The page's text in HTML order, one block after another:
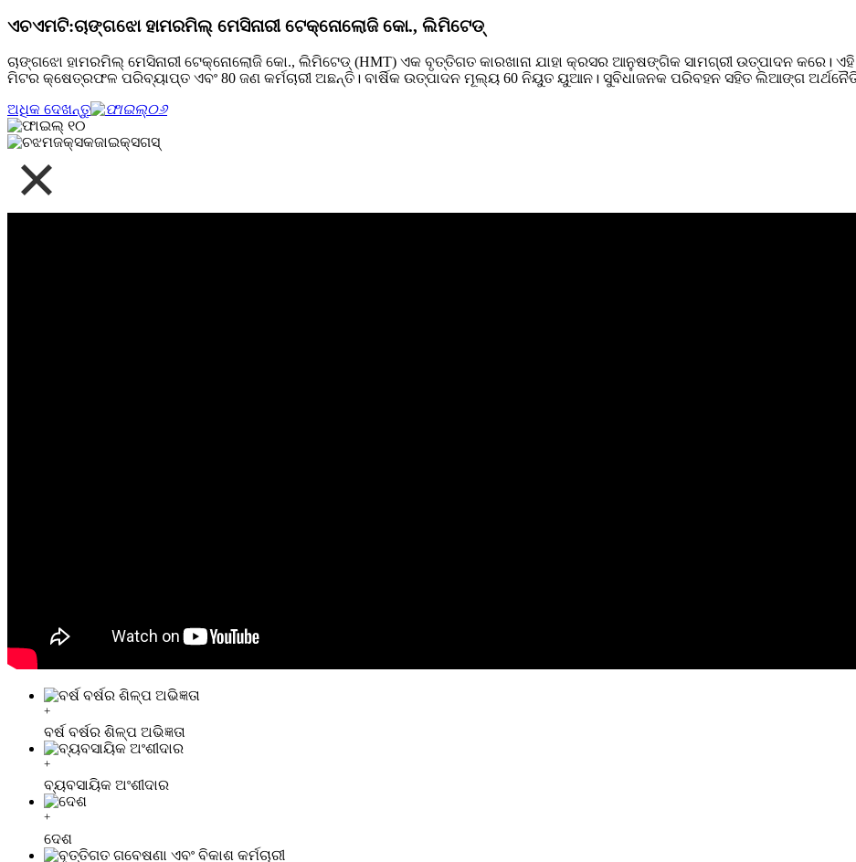
ଏଚଏମଟି:ଚାଙ୍ଗଝୋ ହାମରମିଲ୍ ମେସିନାରୀ ଟେକ୍ନୋଲୋଜି କୋ., ଲିମିଟେଡ୍
ଚାଙ୍ଗଝୋ ହାମରମିଲ୍ ମେସିନାରୀ ଟେକ୍ନୋଲୋଜି କୋ., ଲିମିଟେଡ୍ (HMT) ଏକ ବୃତ୍ତିଗତ କାରଖାନା ଯାହା କ୍ରସର ଆନୁଷଙ୍ଗିକ ସାମଗ୍ରୀ ଉତ୍ପାଦନ କରେ। ଏହି
ମିଟର କ୍ଷେତ୍ରଫଳ ପରିବ୍ୟାପ୍ତ ଏବଂ 80 ଜଣ କର୍ମଚାରୀ ଅଛନ୍ତି। ବାର୍ଷିକ ଉତ୍ପାଦନ ମୂଲ୍ୟ 60 ନିୟୁତ ୟୁଆନ। ସୁବିଧାଜନକ ପରିବହନ ସହିତ ଲିଆଙ୍ଗ
ଅଧିକ ଦେଖନ୍ତୁ
+
ବର୍ଷ ବର୍ଷର ଶିଳ୍ପ ଅଭିଜ୍ଞତା
+
ବ୍ୟବସାୟିକ ଅଂଶୀଦାର
+
ଦେଶ